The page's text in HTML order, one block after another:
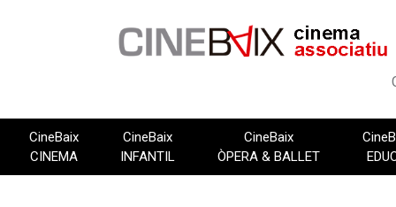
CineBaix
CINEMA
CineBaix
INFANTIL
CineBaix
ÒPERA & BALLET